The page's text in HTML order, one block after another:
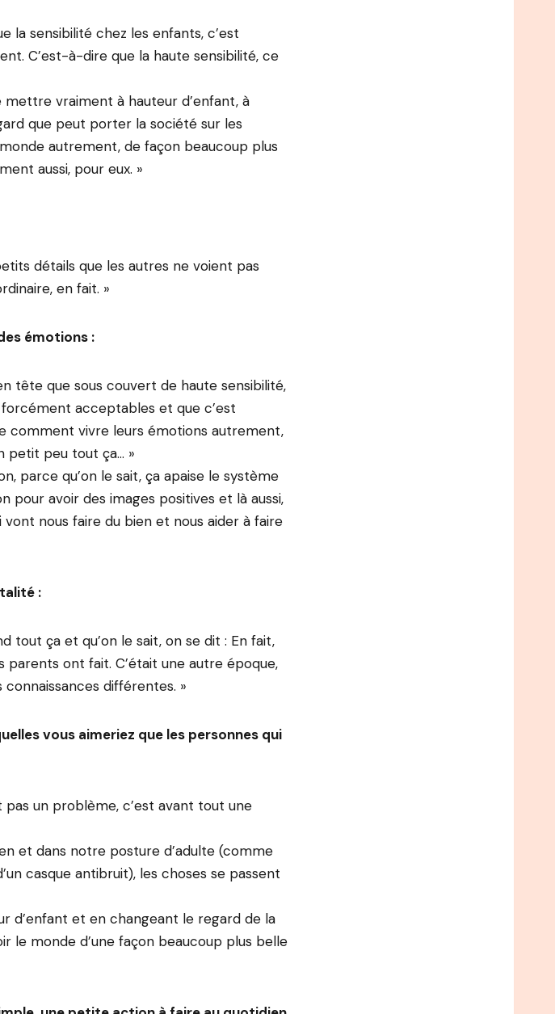
la sensibilité chez les enfants, c’est
C’est-à-dire que la haute sensibilité, ce
mettre vraiment à hauteur d’enfant, à
que peut porter la société sur les
autrement, de façon beaucoup plus
aussi, pour eux. »
détails que les autres ne voient pas
en fait. »
émotions :
tête que sous couvert de haute sensibilité,
acceptables et que c’est
comment vivre leurs émotions autrement,
petit peu tout ça… »
parce qu’on le sait, ça apaise le système
pour avoir des images positives et là aussi,
nous faire du bien et nous aider à faire
:
tout ça et qu’on le sait, on se dit : En fait,
ont fait. C’était une autre époque,
différentes. »
vous aimeriez que les personnes qui
pas un problème, c’est avant tout une
et dans notre posture d’adulte (comme
casque antibruit), les choses se passent
d’enfant et en changeant le regard de la
le monde d’une façon beaucoup plus belle